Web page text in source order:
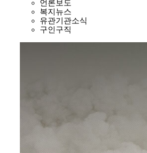
언론보도
복지뉴스
유관기관소식
구인구직